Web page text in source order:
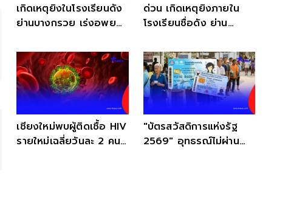
เกิดเหตุยิงในโรงเรียนดัง
ย่านบางกรวย เร่งอพยพ
ด่วน เกิดเหตุยิงภายใน
โรงเรียนชื่อดัง ย่าน
เชียงใหม่พบผู้ติดเชื้อ HIV
รายใหม่เฉลี่ยวันละ 2 คน
"บัตรสวัสดิการแห่งรัฐ
2569" อุทธรณ์ไม่ผ่าน